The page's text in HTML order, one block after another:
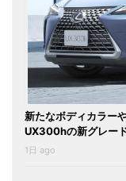
新たなボディカラー
UX300hの新グレー
1日 ago